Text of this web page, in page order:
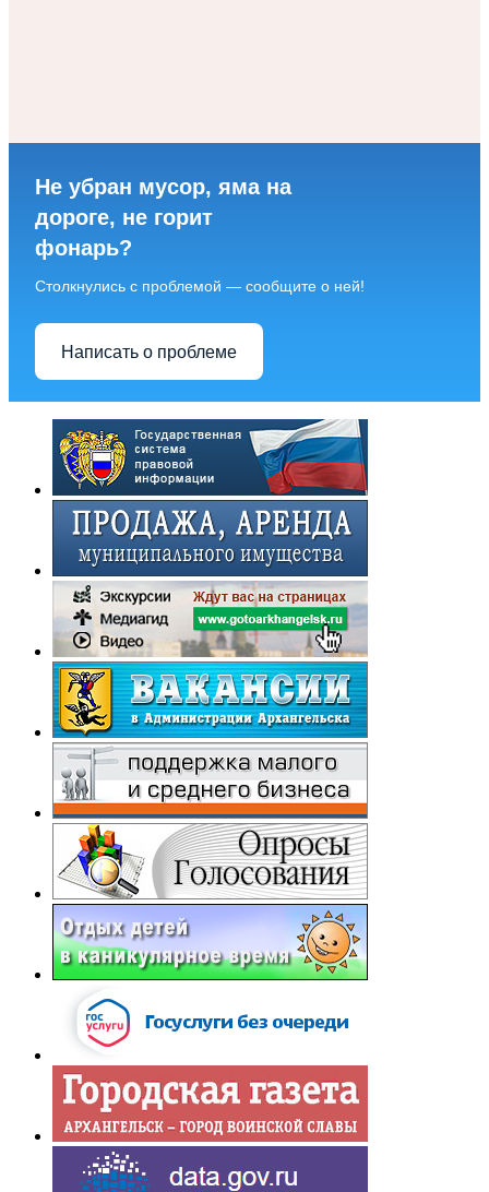
Не убран мусор, яма на
дороге, не горит
фонарь?
Столкнулись с проблемой — сообщите о ней!
Написать о проблеме